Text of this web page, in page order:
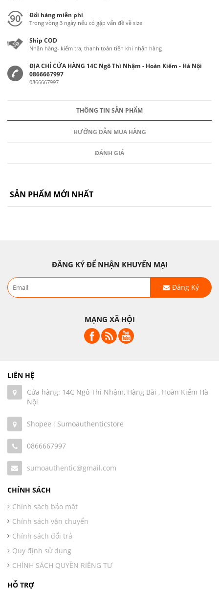
Đổi hàng miễn phí
Trong vòng 3 ngày nếu có gặp vấn đề về size
Ship COD
Nhận hàng- kiểm tra, thanh toán tiền khi nhận hàng
ĐỊA CHỈ CỬA HÀNG 14C Ngô Thì Nhậm - Hoàn Kiếm - Hà Nội
0866667997
0866667997
THÔNG TIN SẢN PHẨM
HƯỚNG DẪN MUA HÀNG
ĐÁNH GIÁ
SẢN PHẨM MỚI NHẤT
ĐĂNG KÝ ĐỂ NHẬN KHUYẾN MẠI
Đăng Ký
MẠNG XÃ HỘI
LIÊN HỆ
Cửa hàng: 14C Ngô Thì Nhậm, Hàng Bài , Hoàn Kiếm Hà
Nội
Shopee : Sumoauthenticstore
0866667997
sumoauthentic@gmail.com
CHÍNH SÁCH
Chính sách bảo mật
Chính sách vận chuyển
Chính sách đổi trả
Quy định sử dụng
CHÍNH SÁCH QUYỀN RIÊNG TƯ
HỖ TRỢ